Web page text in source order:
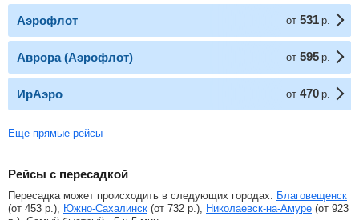
Аэрофлот от 531 р.
Аврора (Аэрофлот) от 595 р.
ИрАэро от 470 р.
Еще прямые рейсы
Рейсы с пересадкой
Пересадка может происходить в следующих городах: Благовещенск
(от 453 р. ), Южно-Сахалинск (от 732 р. ), Николаевск-на-Амуре (от 923